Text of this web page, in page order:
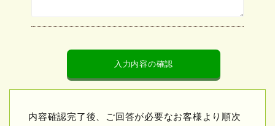
内容確認完了後、ご回答が必要なお客様より順次